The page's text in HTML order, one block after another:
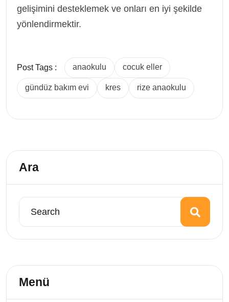
gelişimini desteklemek ve onları en iyi şekilde
yönlendirmektir.
Post Tags : anaokulu cocuk eller
gündüz bakım evi kres rize anaokulu
Ara
Menü